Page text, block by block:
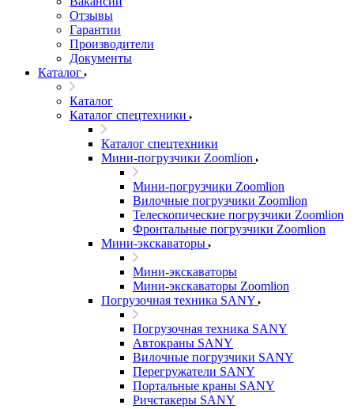
Отзывы
Гарантии
Производители
Документы
Каталог
Каталог
Каталог спецтехники
Каталог спецтехники
Мини-погрузчики Zoomlion
Мини-погрузчики Zoomlion
Вилочные погрузчики Zoomlion
Телескопические погрузчики Zoomlion
Фронтальные погрузчики Zoomlion
Мини-экскаваторы
Мини-экскаваторы
Мини-экскаваторы Zoomlion
Погрузочная техника SANY
Погрузочная техника SANY
Автокраны SANY
Вилочные погрузчики SANY
Перегружатели SANY
Портальные краны SANY
Ричстакеры SANY